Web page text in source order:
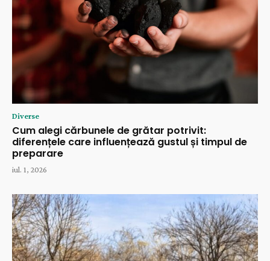
Diverse
Cum alegi cărbunele de grătar potrivit:
diferențele care influențează gustul și timpul de
preparare
iul. 1, 2026